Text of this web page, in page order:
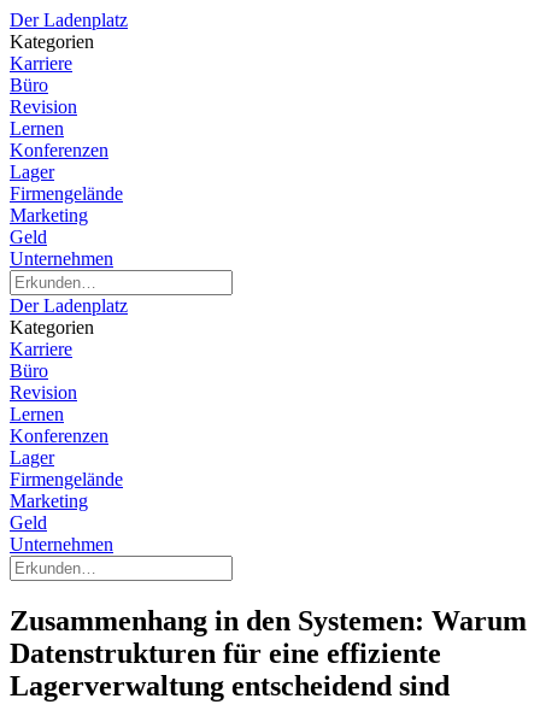
Der Ladenplatz
Kategorien
Karriere
Büro
Revision
Lernen
Konferenzen
Lager
Firmengelände
Marketing
Geld
Unternehmen
Der Ladenplatz
Kategorien
Karriere
Büro
Revision
Lernen
Konferenzen
Lager
Firmengelände
Marketing
Geld
Unternehmen
Zusammenhang in den Systemen: Warum
Datenstrukturen für eine effiziente
Lagerverwaltung entscheidend sind